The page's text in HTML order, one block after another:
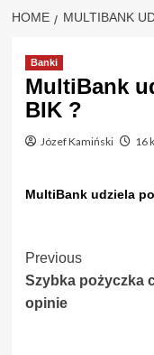
HOME MULTIBANK
Banki
MultiBank
BIK ?
Józef Kamiński 16
MultiBank udziela
Post
Previous
Szybka pożyczka
opinie